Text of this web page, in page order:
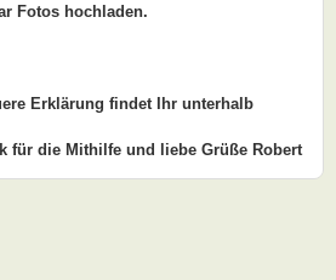
Fotos hochladen.
Erklärung findet Ihr unterhalb
für die Mithilfe und liebe Grüße Robert